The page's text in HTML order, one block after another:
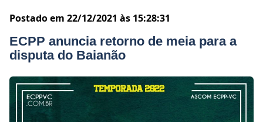
Postado em 22/12/2021 às 15:28:31
ECPP anuncia retorno de meia para a
disputa do Baianão